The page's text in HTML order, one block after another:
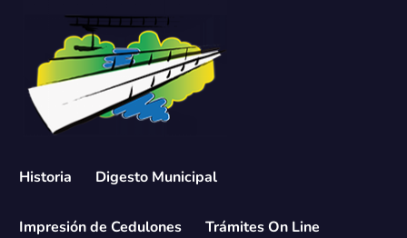
contenido
Historia Digesto Municipal
Impresión de Cedulones Trámites On Line